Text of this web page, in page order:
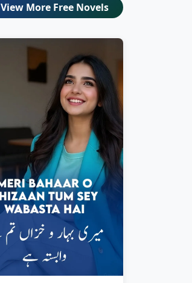
View More Free Novels